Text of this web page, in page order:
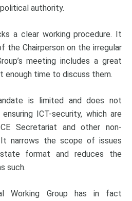
authority.
a clear working procedure. It
the Chairperson on the irregular
meeting includes a great
enough time to discuss them.
is limited and does not
ICT-security, which are
Secretariat and other non-
narrows the scope of issues
format and reduces the
such.
Working Group has in fact